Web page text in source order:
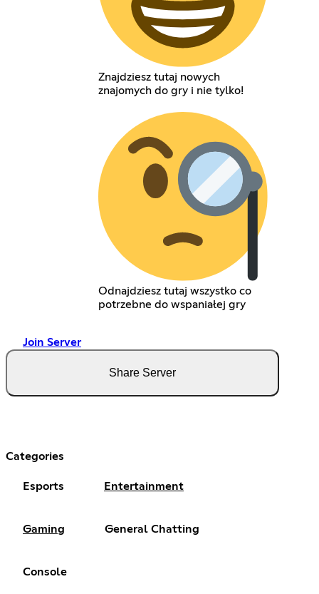
Znajdziesz tutaj nowych
znajomych do gry i nie tylko!
Odnajdziesz tutaj wszystko co
potrzebne do wspaniałej gry
Join Server
Share Server
Categories
Esports Entertainment
Gaming General Chatting
Console